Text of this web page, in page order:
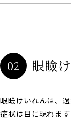
02 眼瞼
眼瞼けいれんは、
症状は目に現れま